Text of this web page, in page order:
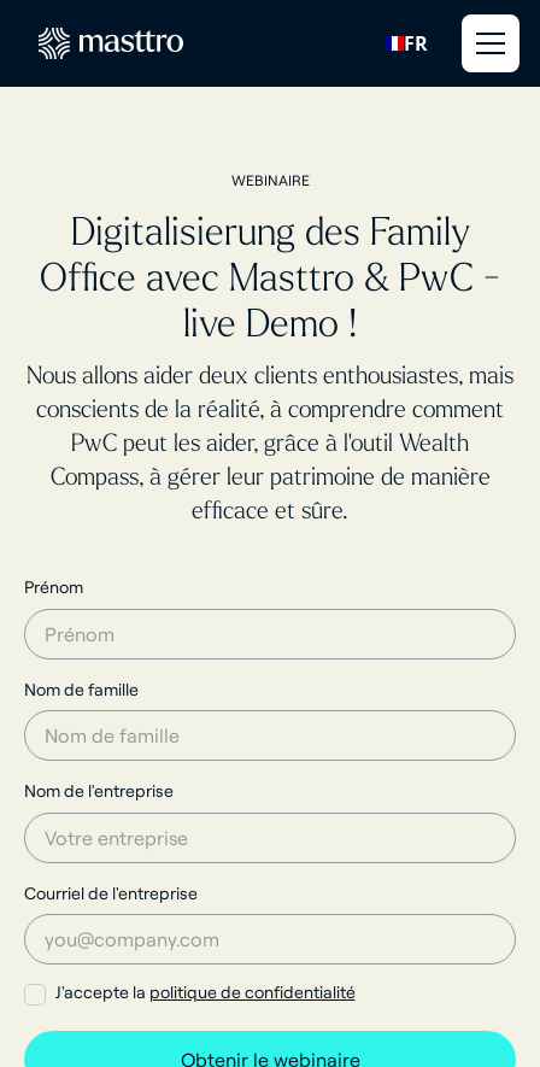
FR
WEBINAIRE
Digitalisierung des Family
Office avec Masttro & PwC -
live Demo !
Nous allons aider deux clients enthousiastes, mais
conscients de la réalité, à comprendre comment
PwC peut les aider, grâce à l'outil Wealth
Compass, à gérer leur patrimoine de manière
efficace et sûre.
Prénom
Nom de famille
Nom de l'entreprise
Courriel de l'entreprise
J'accepte la politique de confidentialité